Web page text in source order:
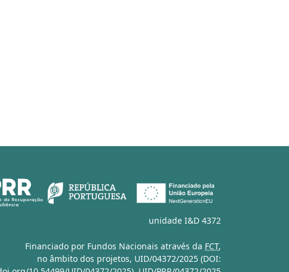
unidade I&D 4372
Financiado por Fundos Nacionais através da FCT,
no âmbito dos projetos, UID/04372/2025 (DOI: